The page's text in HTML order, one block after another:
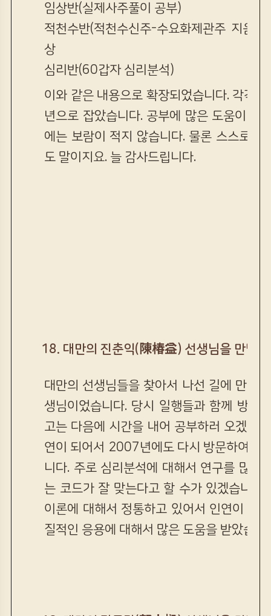
임상반(실제사주풀이 공부)
적천수반(적천수신주-수요화제관주 지음)
상
심리반(60갑자 심리분석)
이와 같은 내용으로 확장되었습니다. 각각
년으로 잡았습니다. 공부에 많은 도움이 되
에는 보람이 적지 않습니다. 물론 스스로 노
도 말이지요. 늘 감사드립니다.
18. 대만의 진춘익(陳椿益) 선생님을 만남
대만의 선생님들을 찾아서 나선 길에 만난
생님이었습니다. 당시 일행들과 함께 방문
고는 다음에 시간을 내어 공부하러 오겠노
연이 되어서 2007년에도 다시 방문하여 귀
니다. 주로 심리분석에 대해서 연구를 많이
는 코드가 잘 맞는다고 할 수가 있겠습니다.
이론에 대해서 정통하고 있어서 인연이 있
질적인 응용에 대해서 많은 도움을 받았습니